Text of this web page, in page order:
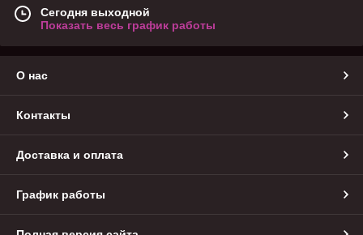
Сегодня выходной
Показать весь график работы
О нас
Контакты
Доставка и оплата
График работы